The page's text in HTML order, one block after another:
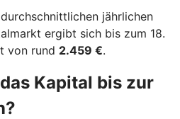
jährlichen
ergibt sich bis zum 18.
von rund 2.459 €.
Kapital bis zur